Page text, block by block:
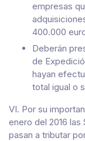
empresas
400.000
Deberán
de
hayan
total igual o
VI. Por su
enero del 2016
pasan a tributar